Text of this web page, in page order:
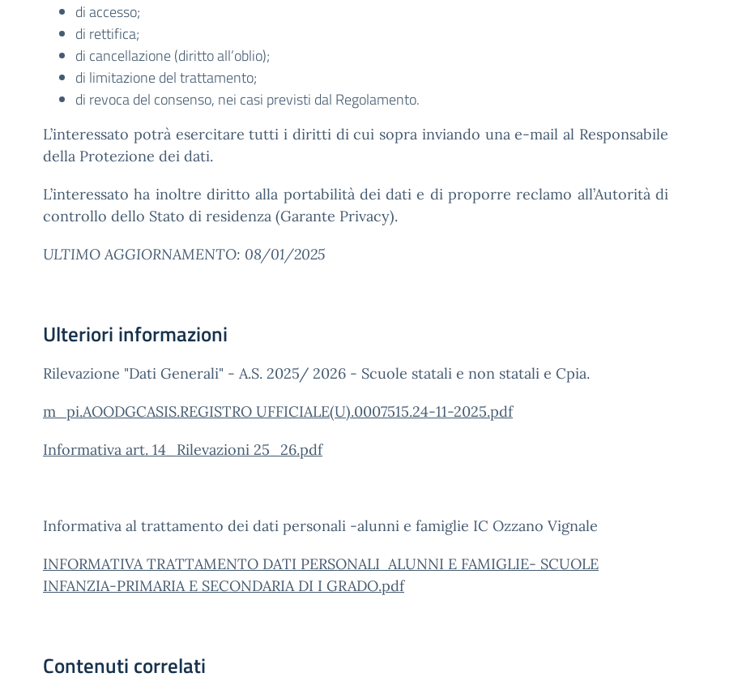
di accesso;
di rettifica;
di cancellazione (diritto all’oblio);
di limitazione del trattamento;
di revoca del consenso, nei casi previsti dal Regolamento.
L’interessato potrà esercitare tutti i diritti di cui sopra inviando una e-mail al Responsabile
della Protezione dei dati.
L’interessato ha inoltre diritto alla portabilità dei dati e di proporre reclamo all’Autorità di
controllo dello Stato di residenza (Garante Privacy).
ULTIMO AGGIORNAMENTO: 08/01/2025
Ulteriori informazioni
Rilevazione "Dati Generali" - A.S. 2025/ 2026 - Scuole statali e non statali e Cpia.
m_pi.AOODGCASIS.REGISTRO UFFICIALE(U).0007515.24-11-2025.pdf
Informativa art. 14_Rilevazioni 25_26.pdf
Informativa al trattamento dei dati personali -alunni e famiglie IC Ozzano Vignale
INFORMATIVA TRATTAMENTO DATI PERSONALI ALUNNI E FAMIGLIE- SCUOLE
INFANZIA-PRIMARIA E SECONDARIA DI I GRADO.pdf
Contenuti correlati